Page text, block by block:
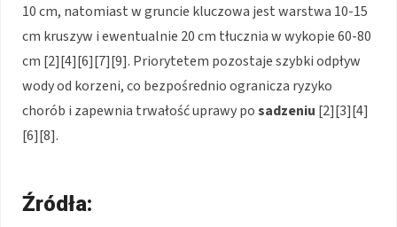
10 cm, natomiast w gruncie kluczowa jest warstwa 10-15
cm kruszyw i ewentualnie 20 cm tłucznia w wykopie 60-80
cm [2][4][6][7][9]. Priorytetem pozostaje szybki odpływ
wody od korzeni, co bezpośrednio ogranicza ryzyko
chorób i zapewnia trwałość uprawy posadzeniu [2][3][4]
[6][8].
Źródła: